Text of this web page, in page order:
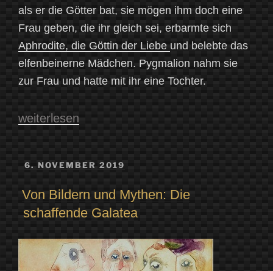
als er die Götter bat, sie mögen ihm doch eine
Frau geben, die ihr gleich sei, erbarmte sich
Aphrodite, die Göttin der Liebe und belebte das
elfenbeinerne Mädchen. Pygmalion nahm sie
zur Frau und hatte mit ihr eine Tochter.
„Namensschwestern
–
Betrachtungen
zu
Galatea
weiterlesen
VERÖFFENTLICHT
6. NOVEMBER 2019
Von Bildern und Mythen: Die
schaffende Galatea